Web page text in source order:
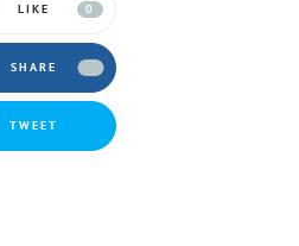
LIKE 0
SHARE
TWEET